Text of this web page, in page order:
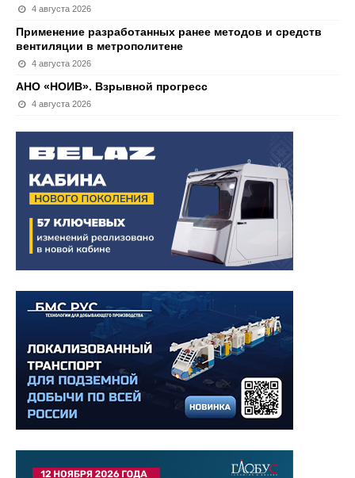
4 августа 2026
Применение разработанных ранее методов и средств
вентиляции в метрополитене
4 августа 2026
АНО «НОИВ». Взрывной прогресс
4 августа 2026